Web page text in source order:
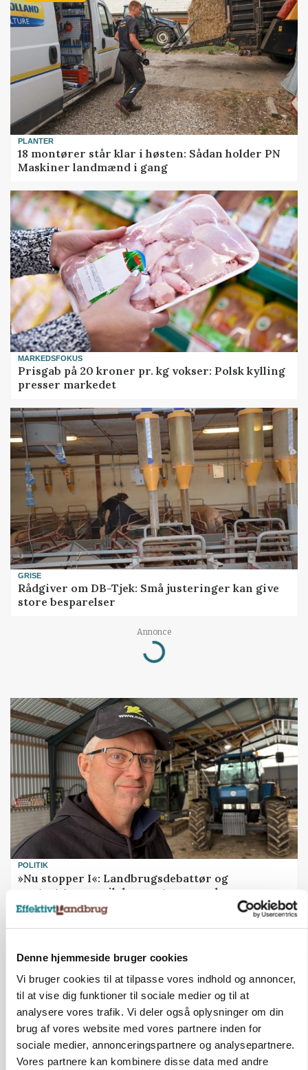
Denne hjemmeside bruger cookies
Vi bruger cookies til at tilpasse vores indhold og annoncer,
til at vise dig funktioner til sociale medier og til at
analysere vores trafik. Vi deler også oplysninger om din
brug af vores website med vores partnere inden for
sociale medier, annonceringspartnere og analysepartnere.
Vores partnere kan kombinere disse data med andre
PLANTER
18 montører står klar i høsten: Sådan holder PN
Maskiner landmænd i gang
MARKEDSFOKUS
Prisgab på 20 kroner pr. kg vokser: Polsk kylling
presser markedet
GRISE
Rådgiver om DB-Tjek: Små justeringer kan give
store besparelser
Annonce
Loading...
POLITIK
»Nu stopper I«: Landbrugsdebattør og
protestgruppe vil demonstrere mod ny
gødskningslov